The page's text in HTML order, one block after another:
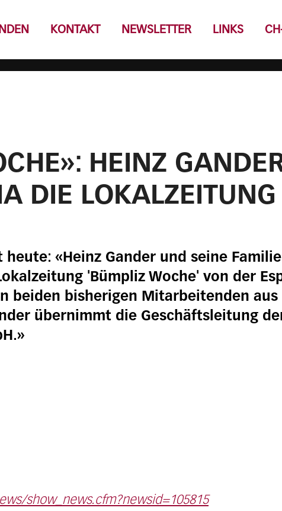
KONTAKT NEWSLETTER LINKS
HEINZ
DIE
«Heinz Gander und seine
'Bümpliz Woche' von der
beiden bisherigen Mitarbeitenden aus
übernimmt die Geschäftsleitung
show_news.cfm?newsid=105815